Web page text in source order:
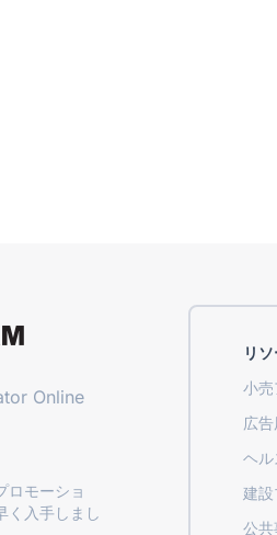
Online
ロモーショ
く入手しまし
リ
小売
広
ヘル
建
公共